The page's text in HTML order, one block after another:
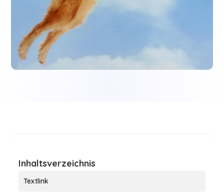
Inhaltsverzeichnis
Textlink